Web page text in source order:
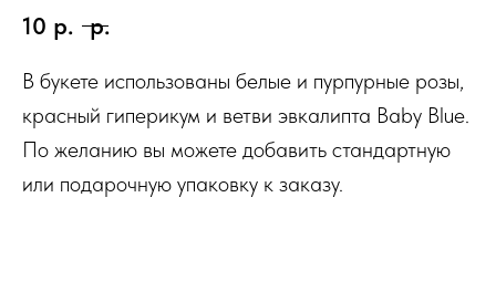
10 р. р.
В букете использованы белые и пурпурные розы,
красный гиперикум и ветви эвкалипта Baby Blue.
По желанию вы можете добавить стандартную
или подарочную упаковку к заказу.